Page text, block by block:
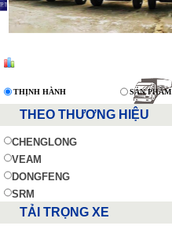
THỊNH HÀNH SẢN PHẨM
THEO THƯƠNG HIỆU
CHENGLONG
VEAM
DONGFENG
SRM
TẢI TRỌNG XE